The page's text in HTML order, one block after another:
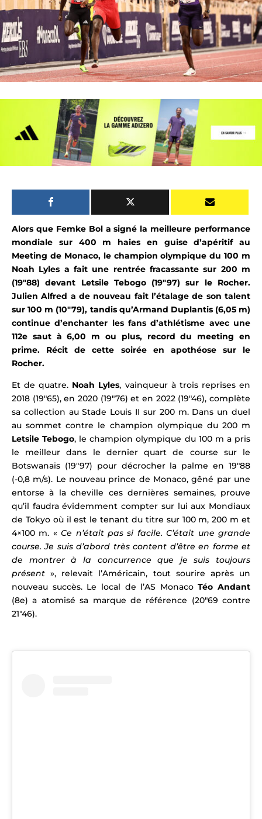
Alors que Femke Bol a signé la meilleure performance
mondiale sur 400 m haies en guise d’apéritif au
Meeting de Monaco, le champion olympique du 100 m
Noah Lyles a fait une rentrée fracassante sur 200 m
(19″88) devant Letsile Tebogo (19″97) sur le Rocher.
Julien Alfred a de nouveau fait l’étalage de son talent
sur 100 m (10″79), tandis qu’Armand Duplantis (6,05 m)
continue d’enchanter les fans d’athlétisme avec une
112e saut à 6,00 m ou plus, record du meeting en
prime. Récit de cette soirée en apothéose sur le
Rocher.
Et de quatre. Noah Lyles, vainqueur à trois reprises en
2018 (19″65), en 2020 (19″76) et en 2022 (19″46), complète
sa collection au Stade Louis II sur 200 m. Dans un duel
au sommet contre le champion olympique du 200 m
Letsile Tebogo, le champion olympique du 100 m a pris
le meilleur dans le dernier quart de course sur le
Botswanais (19″97) pour décrocher la palme en 19″88
(-0,8 m/s). Le nouveau prince de Monaco, gêné par une
entorse à la cheville ces dernières semaines, prouve
qu’il faudra évidemment compter sur lui aux Mondiaux
de Tokyo où il est le tenant du titre sur 100 m, 200 m et
4×100 m. «Ce n’était pas si facile. C’était une grande
course. Je suis d’abord très content d’être en forme et
de montrer à la concurrence que je suis toujours
présent », relevait l’Américain, tout sourire après un
nouveau succès. Le local de l’AS MonacoTéo Andant
(8e) a atomisé sa marque de référence (20″69 contre
21″46).